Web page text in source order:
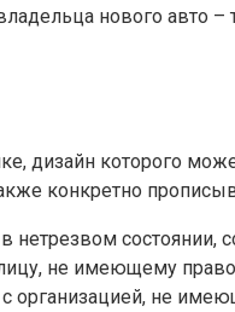
нового авто –
дизайн которого
конкретно
состоянии,
не имеющему право
организацией, не